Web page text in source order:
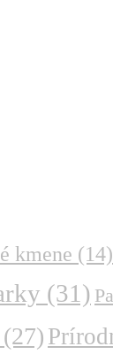
kmene (14)
(31)
(27)